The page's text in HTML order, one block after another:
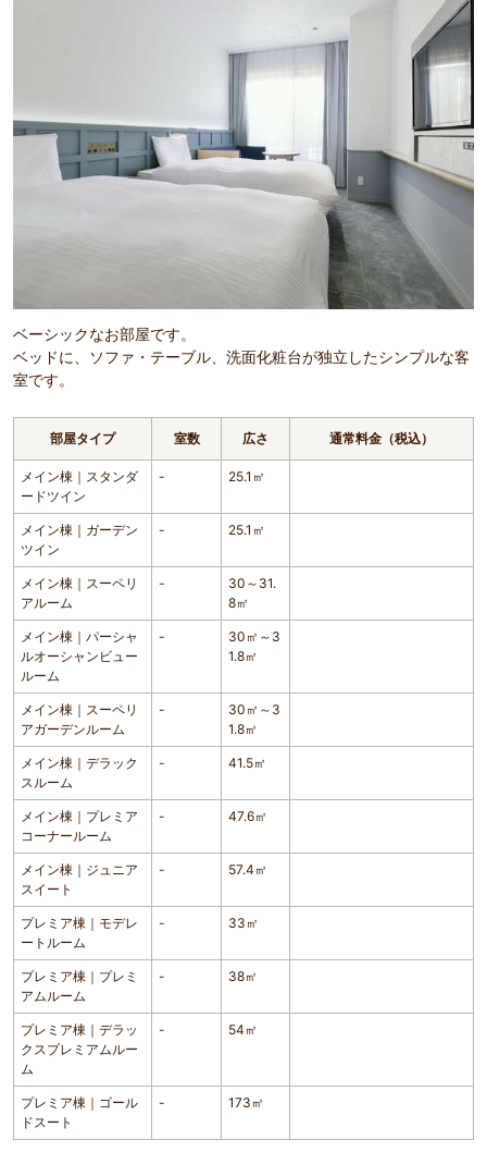
ベーシックなお部屋です。
ベッドに、ソファ・テーブル、洗面化粧台が独立したシンプルな客
室です。
部屋タイプ 室数 広さ 通常料金（税込）
メイン棟｜スタンダ
ードツイン
- 25.1㎡
メイン棟｜ガーデン
ツイン
- 25.1㎡
メイン棟｜スーペリ
アルーム
-
30～31.
8㎡
メイン棟｜パーシャ
ルオーシャンビュー
ルーム
-
30㎡～3
1.8㎡
メイン棟｜スーペリ
アガーデンルーム
-
30㎡～3
1.8㎡
メイン棟｜デラック
スルーム
- 41.5㎡
メイン棟｜プレミア
コーナールーム
- 47.6㎡
メイン棟｜ジュニア
スイート
- 57.4㎡
プレミア棟｜モデレ
ートルーム
- 33㎡
プレミア棟｜プレミ
アムルーム
- 38㎡
プレミア棟｜デラッ
クスプレミアムルー
ム
- 54㎡
プレミア棟｜ゴール
ドスート
- 173㎡